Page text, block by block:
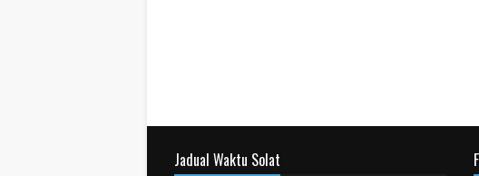
Jadual Waktu Solat